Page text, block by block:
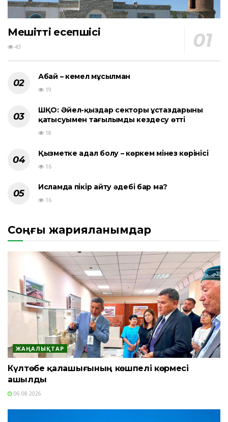
Мешіттің есепшісі
43
Абай – кемел мұсылман
19
ШҚО: Әйел-қыздар секторы ұстаздарының
қатысуымен тағылымды кездесу өтті
18
Қызметке адал болу – көркем мінез көрінісі
16
Исламда пікір айту әдебі бар ма?
16
Соңғы жарияланымдар
ЖАҢАЛЫҚТАР
Күлтөбе қалашығының көшпелі көрмесі
ашылды
06.08.2026